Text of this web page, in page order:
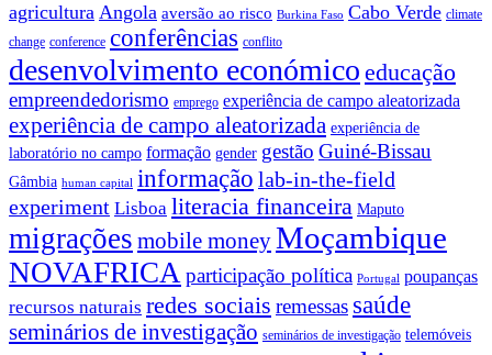
agricultura Angola aversão ao risco Burkina Faso Cabo Verde climate
change conference conferências conflito
desenvolvimento económico educação
empreendedorismo emprego experiência de campo aleatorizada
experiência de campo aleatorizada experiência de
laboratório no campo formação gender gestão Guiné-Bissau
Gâmbia human capital informação lab-in-the-field
experiment Lisboa literacia financeira Maputo
migrações mobile moneyMoçambique
NOVAFRICAparticipação política Portugal poupanças
recursos naturais redes sociais remessas saúde
seminários de investigação seminários de investigação telemóveis